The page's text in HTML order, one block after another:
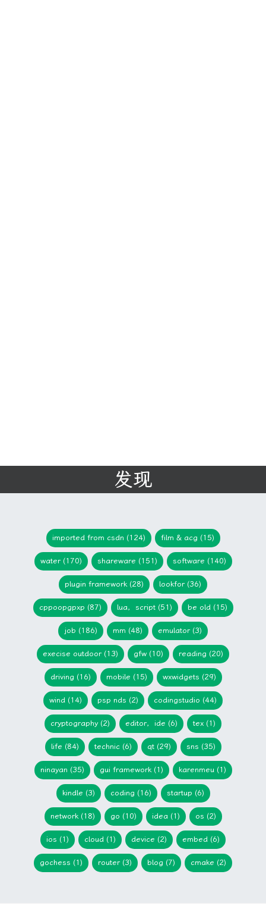
发现
imported from csdn (124) film & acg (15)
water (170) shareware (151) software (140)
plugin framework (28) lookfor (36)
cppoopgpxp (87) lua，script (51) be old (15)
job (186) mm (48) emulator (3)
execise outdoor (13) gfw (10) reading (20)
driving (16) mobile (15) wxwidgets (29)
wind (14) psp nds (2) codingstudio (44)
cryptography (2) editor，ide (6) tex (1)
life (84) technic (6) qt (29) sns (35)
ninayan (35) gui framework (1) karenmeu (1)
kindle (3) coding (16) startup (6)
network (18) go (10) idea (1) os (2)
ios (1) cloud (1) device (2) embed (6)
gochess (1) router (3) blog (7) cmake (2)